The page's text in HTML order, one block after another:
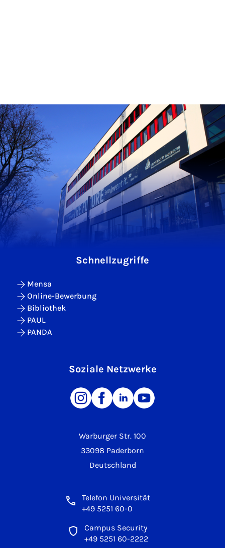
Warburger Str. 100
33098 Paderborn
Deutschland
Telefon Universität
+49 5251 60-0
Campus Security
+49 5251 60-2222
Schnellzugriffe
Mensa
Online-Bewerbung
Bibliothek
PAUL
PANDA
Soziale Netzwerke